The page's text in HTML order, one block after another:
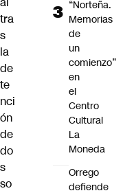
tra
s
la
de
te
nci
ón
de
do
s
so
“Norteña.
Memorias
de
un
comienzo”
en
el
Centro
Cultural
La
Moneda
Orrego
defiende